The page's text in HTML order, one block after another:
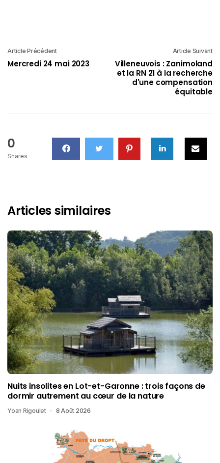
Article Précédent
Mercredi 24 mai 2023
Article Suivant
Villeneuvois : Zanimoland
et la RN 21 à la recherche
d'une compensation
équitable
0
Shares
Articles similaires
Nuits insolites en Lot-et-Garonne : trois façons de
dormir autrement au cœur de la nature
Yoan Rigoulet 8 Août 2026